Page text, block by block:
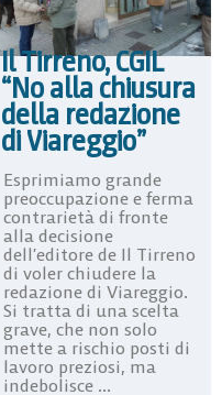
Il Tirreno, CGIL
“No alla chiusura
della redazione
di Viareggio”
Esprimiamo grande
preoccupazione e ferma
contrarietà di fronte
alla decisione
dell’editore de Il Tirreno
di voler chiudere la
redazione di Viareggio.
Si tratta di una scelta
grave, che non solo
mette a rischio posti di
lavoro preziosi, ma
indebolisce ...